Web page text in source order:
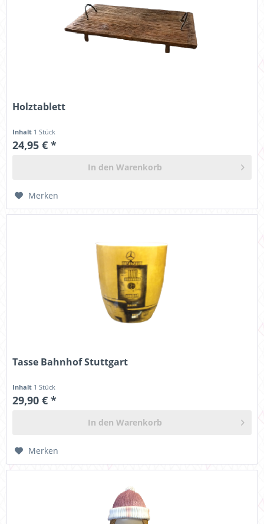
Holztablett
Inhalt 1 Stück
24,95 € *
In den Warenkorb
Merken
Tasse Bahnhof Stuttgart
Inhalt 1 Stück
29,90 € *
In den Warenkorb
Merken